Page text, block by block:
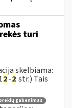
turi
skelbiama:
2-2 str.) Tais
gabenimas